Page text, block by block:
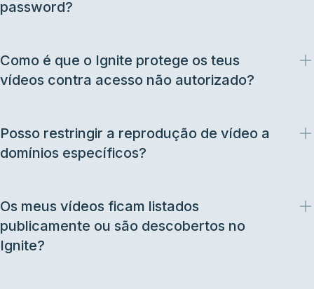
password?
Como é que o Ignite protege os teus
vídeos contra acesso não autorizado?
Posso restringir a reprodução de vídeo a
domínios específicos?
Os meus vídeos ficam listados
publicamente ou são descobertos no
Ignite?